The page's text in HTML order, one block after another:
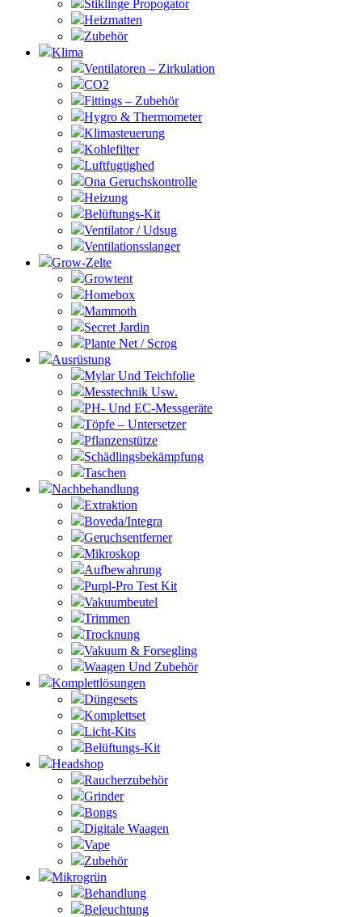
Stiklinge Propogator
Heizmatten
Zubehör
Klima
Ventilatoren – Zirkulation
CO2
Fittings – Zubehör
Hygro & Thermometer
Klimasteuerung
Kohlefilter
Luftfugtighed
Ona Geruchskontrolle
Heizung
Belüftungs-Kit
Ventilator / Udsug
Ventilationsslanger
Grow-Zelte
Growtent
Homebox
Mammoth
Secret Jardin
Plante Net / Scrog
Ausrüstung
Mylar Und Teichfolie
Messtechnik Usw.
PH- Und EC-Messgeräte
Töpfe – Untersetzer
Pflanzenstütze
Schädlingsbekämpfung
Taschen
Nachbehandlung
Extraktion
Boveda/Integra
Geruchsentferner
Mikroskop
Aufbewahrung
Purpl-Pro Test Kit
Vakuumbeutel
Trimmen
Trocknung
Vakuum & Forsegling
Waagen Und Zubehör
Komplettlösungen
Düngesets
Komplettset
Licht-Kits
Belüftungs-Kit
Headshop
Raucherzubehör
Grinder
Bongs
Digitale Waagen
Vape
Zubehör
Mikrogrün
Behandlung
Beleuchtung